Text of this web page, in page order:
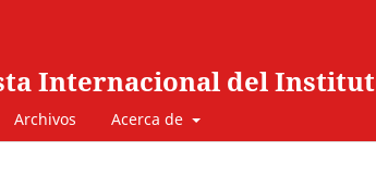
Internacional del
Archivos Acerca de